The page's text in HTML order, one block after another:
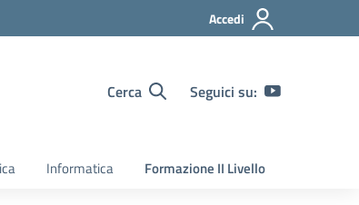
Accedi
Cerca Seguici su:
Informatica Formazione II Livello